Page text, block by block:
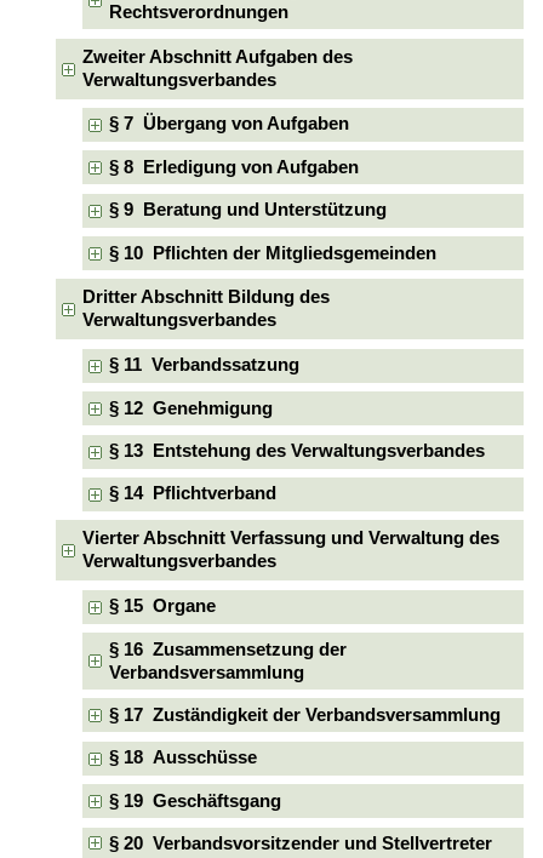
Rechtsverordnungen
Zweiter Abschnitt Aufgaben des
Verwaltungsverbandes
§ 7 Übergang von Aufgaben
§ 8 Erledigung von Aufgaben
§ 9 Beratung und Unterstützung
§ 10 Pflichten der Mitgliedsgemeinden
Dritter Abschnitt Bildung des
Verwaltungsverbandes
§ 11 Verbandssatzung
§ 12 Genehmigung
§ 13 Entstehung des Verwaltungsverbandes
§ 14 Pflichtverband
Vierter Abschnitt Verfassung und Verwaltung des
Verwaltungsverbandes
§ 15 Organe
§ 16 Zusammensetzung der
Verbandsversammlung
§ 17 Zuständigkeit der Verbandsversammlung
§ 18 Ausschüsse
§ 19 Geschäftsgang
§ 20 Verbandsvorsitzender und Stellvertreter